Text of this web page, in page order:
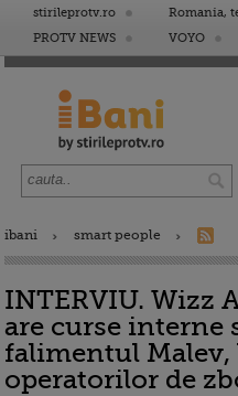
stirileprotv.ro Romania,
PROTV NEWS
VOYO
ibani smart people
INTERVIU. Wizz
are curse interne
falimentul
operatorilor de